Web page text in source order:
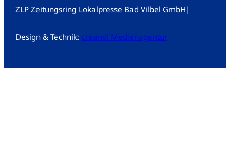
ZLP Zeitungsring Lokalpresse Bad Vilbel GmbH |
Design & Technik: creandi Medienagentur